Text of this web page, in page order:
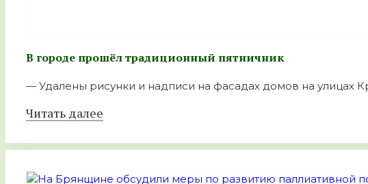
В городе прошёл традиционный пятничник
— Удалены рисунки и надписи на фасадах домов на улицах
Читать далее